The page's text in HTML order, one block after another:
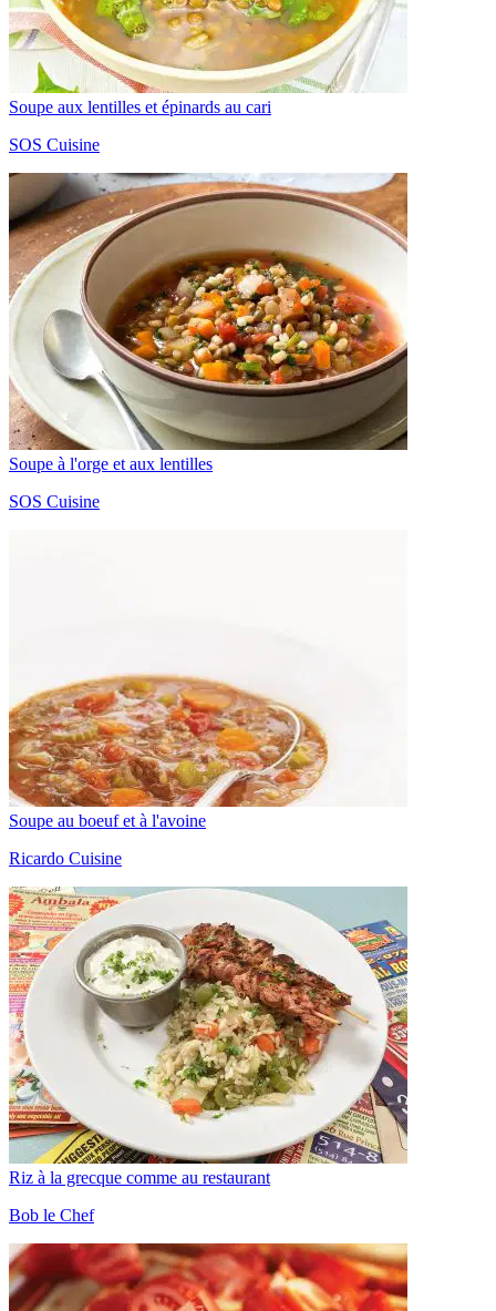
Soupe aux lentilles et épinards au cari
SOS Cuisine
Soupe à l'orge et aux lentilles
SOS Cuisine
Soupe au boeuf et à l'avoine
Ricardo Cuisine
Riz à la grecque comme au restaurant
Bob le Chef